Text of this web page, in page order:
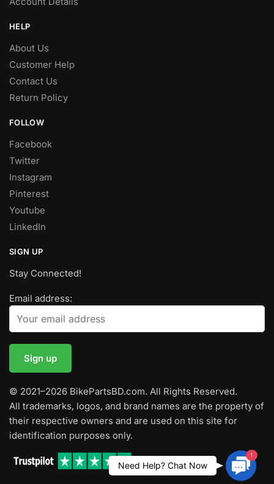
HELP
About Us
Customer Help
Contact Us
Return Policy
FOLLOW
Facebook
Twitter
Instagram
Pinterest
Youtube
LinkedIn
SIGN UP
Stay Connected!
Email address:
© 2021–2026 BikePartsBD.com. All Rights Reserved.
All trademarks, logos, and brand names are the property of
their respective owners and are used on this site for
identification purposes only.
1
Need Help? Chat Now